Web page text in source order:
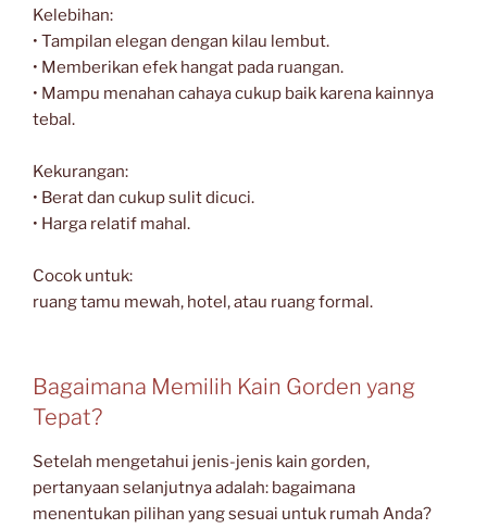
Kelebihan:
• Tampilan elegan dengan kilau lembut.
• Memberikan efek hangat pada ruangan.
• Mampu menahan cahaya cukup baik karena kainnya
tebal.
Kekurangan:
• Berat dan cukup sulit dicuci.
• Harga relatif mahal.
Cocok untuk:
ruang tamu mewah, hotel, atau ruang formal.
Bagaimana Memilih Kain Gorden yang
Tepat?
Setelah mengetahui jenis-jenis kain gorden,
pertanyaan selanjutnya adalah: bagaimana
menentukan pilihan yang sesuai untuk rumah Anda?